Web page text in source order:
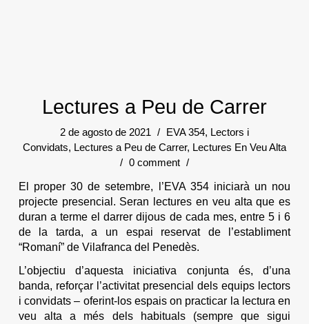
Lectures a Peu de Carrer
2 de agosto de 2021 / EVA 354, Lectors i
Convidats, Lectures a Peu de Carrer, Lectures En Veu Alta
/ 0 comment /
El proper 30 de setembre, l’EVA 354 iniciarà un nou
projecte presencial. Seran lectures en veu alta que es
duran a terme el darrer dijous de cada mes, entre 5 i 6
de la tarda, a un espai reservat de l’establiment
“Romaní” de Vilafranca del Penedès.
L’objectiu d’aquesta iniciativa conjunta és, d’una
banda, reforçar l’activitat presencial dels equips lectors
i convidats – oferint-los espais on practicar la lectura en
veu alta a més dels habituals (sempre que sigui